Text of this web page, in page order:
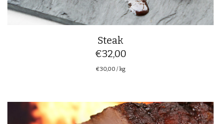
Steak
€32,00
€30,00 / kg